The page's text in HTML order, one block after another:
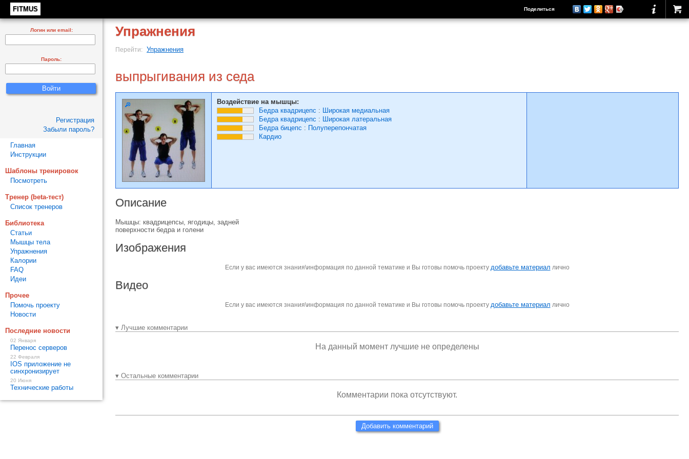
FITMUS Поделиться
Упражнения
Перейти: Упражнения
выпрыгивания из седа
Воздействие на мышцы:
Бедра квадрицепс : Широкая медиальная
Бедра квадрицепс : Широкая латеральная
Бедра бицепс : Полуперепончатая
Кардио
Описание
Мышцы: квадрицепсы, ягодицы, задней
поверхности бедра и голени
Изображения
Если у вас имеются знания\информация по данной тематике и Вы готовы помочь проекту добавьте материал лично
Видео
Если у вас имеются знания\информация по данной тематике и Вы готовы помочь проекту добавьте материал лично
▾ Лучшие комментарии
На данный момент лучшие не определены
▾ Остальные комментарии
Комментарии пока отсутствуют.
Добавить комментарий
Логин или email:
Пароль:
Регистрация
Забыли пароль?
Главная
Инструкции
Шаблоны тренировок
Посмотреть
Тренер (beta-тест)
Список тренеров
Библиотека
Статьи
Мышцы тела
Упражнения
Калории
FAQ
Идеи
Прочее
Помочь проекту
Новости
Последние новости
02 Января
Перенос серверов
22 Февраля
IOS приложение не
синхронизирует
20 Июня
Технические работы